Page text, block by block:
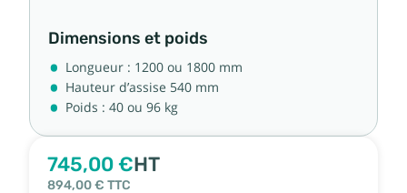
Dimensions et poids
Longueur : 1200 ou 1800 mm
Hauteur d’assise 540 mm
Poids : 40 ou 96 kg
745,00 €HT
894,00 € TTC